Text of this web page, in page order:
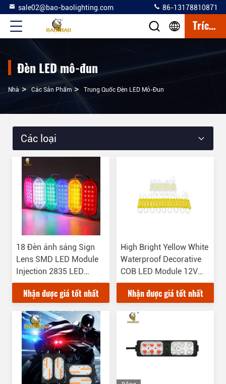
sale02@bao-baolighting.com 86-13178810871
Trích Dẫn
Đèn LED mô-đun
Nhà > Các Sản Phẩm > Trung Quốc Đèn LED Mô-Đun
Các loại
18 Đèn ánh sáng Sign
Lens SMD LED Module
Injection 2835 LED
Module 880lm
Nhận được giá tốt nhất
High Bright Yellow White
Waterproof Decorative
COB LED Module 12V
24V
Nhận được giá tốt nhất